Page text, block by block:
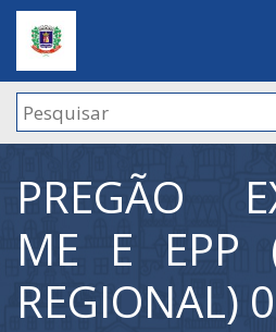
PREGÃO
ME E EPP
REGIONAL)